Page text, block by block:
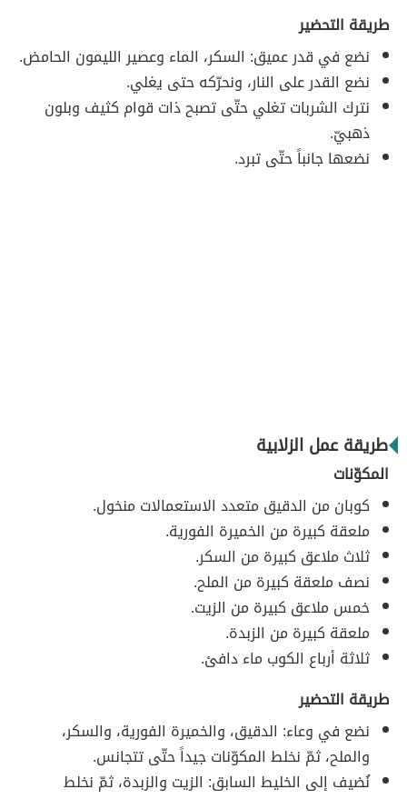
طريقة التحضير
نضع في قدر عميق: السكر، الماء وعصير الليمون الحامض.
نضع القدر على النار، ونحرّكه حتى يغلي.
نترك الشربات تغلي حتّى تصبح ذات قوام كثيف وبلون
ذهبيّ.
نضعها جانباً حتّى تبرد.
طريقة عمل الزلابية
المكوّنات
كوبان من الدقيق متعدد الاستعمالات منخول.
ملعقة كبيرة من الخميرة الفورية.
ثلاث ملاعق كبيرة من السكر.
نصف ملعقة كبيرة من الملح.
خمس ملاعق كبيرة من الزيت.
ملعقة كبيرة من الزبدة.
ثلاثة أرباع الكوب ماء دافئ.
طريقة التحضير
نضع في وعاء: الدقيق، والخميرة الفورية، والسكر،
والملح، ثمّ نخلط المكوّنات جيداً حتّى تتجانس.
نُضيف إلى الخليط السابق: الزيت والزبدة، ثمّ نخلط